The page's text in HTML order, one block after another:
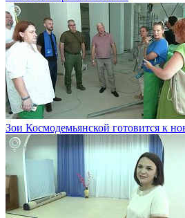
Зои Космодемьянской готовится к